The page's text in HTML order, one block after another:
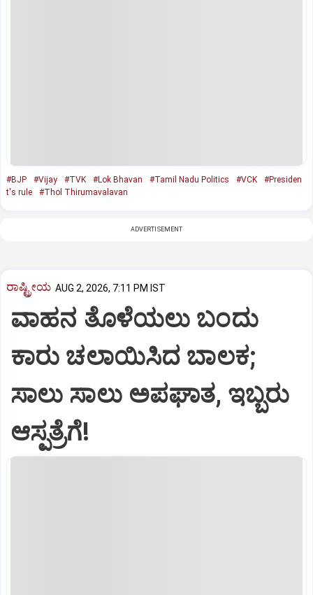
#BJP #Vijay #TVK #Lok Bhavan #Tamil Nadu Politics #VCK
#Presiden
t's rule
#Thol Thirumavalavan
ADVERTISEMENT
ರಾಷ್ಟ್ರೀಯ AUG 2, 2026, 7:11 PM IST
ವಾಹನ ತೊಳೆಯಲು ಬಂದು
ಕಾರು ಚಲಾಯಿಸಿದ ಬಾಲಕ;
ಸಾಲು ಸಾಲು ಅಪಘಾತ, ಇಬ್ಬರು
ಆಸ್ಪತ್ರೆಗೆ!